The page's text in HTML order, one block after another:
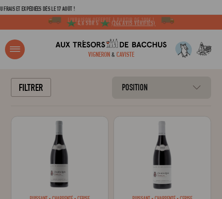
ET EXPÉDIÉES DÈS LE 17 AOÛT !
4,6 SUR 5
(244 AVIS VÉRIFIÉS)
VIGNERON& CAVISTE
Adresse email
?
FILTRER POSITION